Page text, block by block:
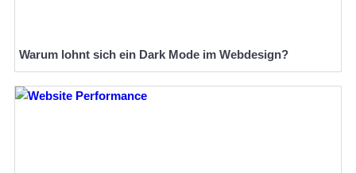
Warum lohnt sich ein Dark Mode im Webdesign?